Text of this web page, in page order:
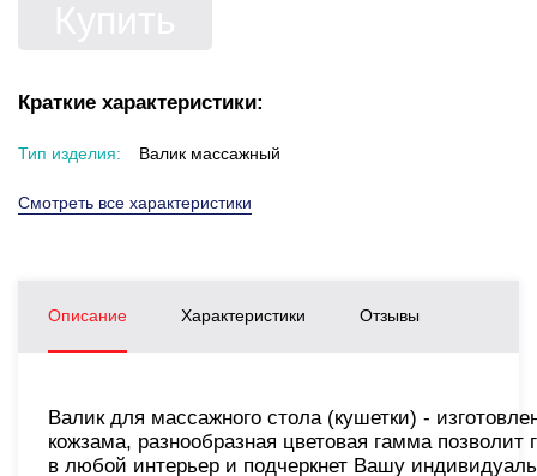
Краткие характеристики:
Тип изделия: Валик массажный
Смотреть все характеристики
Описание Характеристики Отзывы
Валик для массажного стола (кушетки) -
кожзама, разнообразная цветовая гамма позволит
в любой интерьер и подчеркнет Вашу